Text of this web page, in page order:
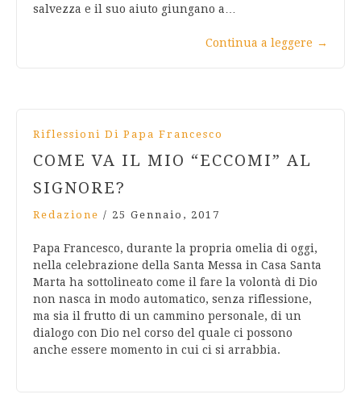
salvezza e il suo aiuto giungano a…
Continua a leggere →
Riflessioni Di Papa Francesco
COME VA IL MIO “ECCOMI” AL
SIGNORE?
Redazione / 25 Gennaio, 2017
Papa Francesco, durante la propria omelia di oggi,
nella celebrazione della Santa Messa in Casa Santa
Marta ha sottolineato come il fare la volontà di Dio
non nasca in modo automatico, senza riflessione,
ma sia il frutto di un cammino personale, di un
dialogo con Dio nel corso del quale ci possono
anche essere momento in cui ci si arrabbia.